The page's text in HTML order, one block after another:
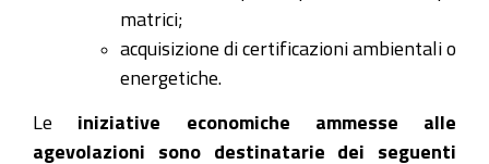
matrici;
acquisizione di certificazioni ambientali o
energetiche.
Le iniziative economiche ammesse alle
agevolazioni sono destinatarie dei seguenti